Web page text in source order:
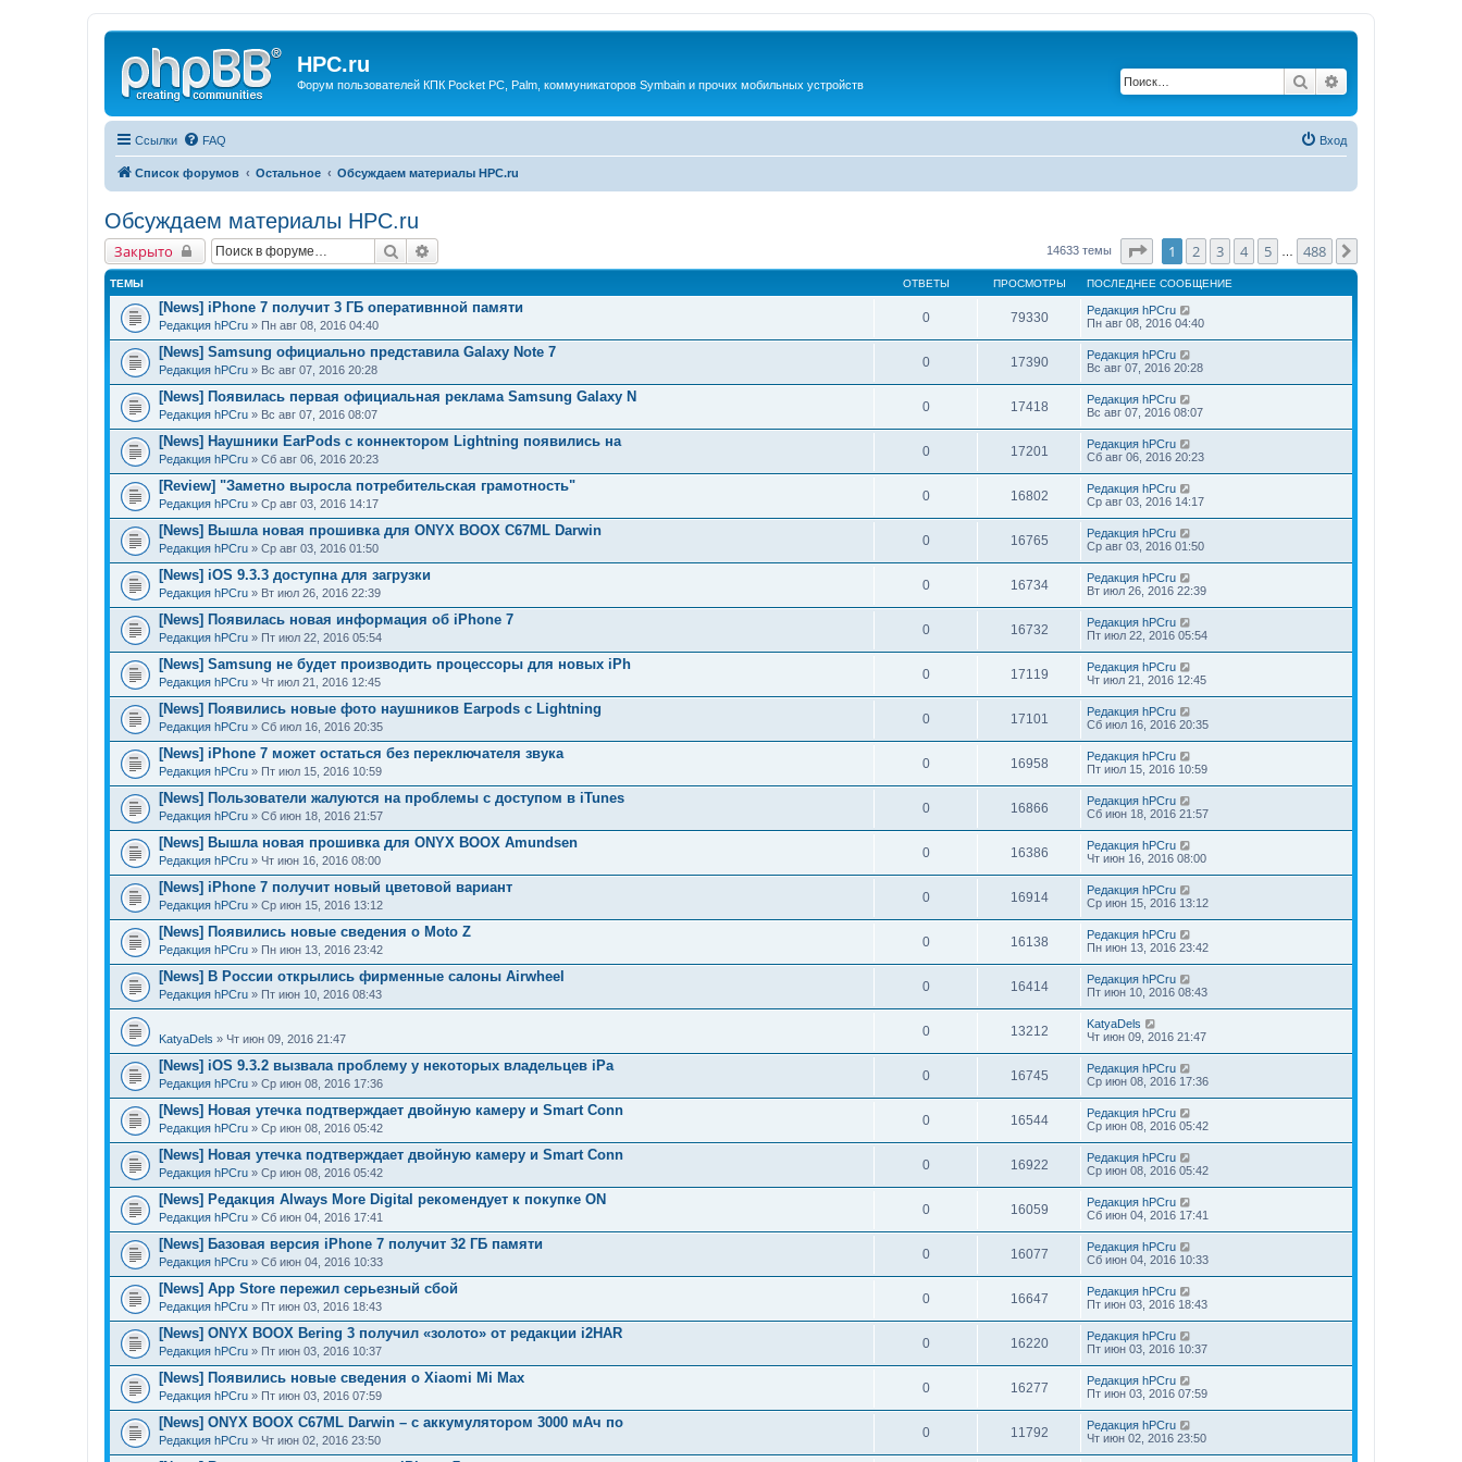
HPC.ru
Форум пользователей КПК Pocket PC, Palm, коммуникаторов Symbain и прочих мобильных устройств Поиск
Ссылки FAQ Вход
Список форумов Остальное Обсуждаем материалы HPC.ru
Обсуждаем материалы HPC.ru
Закрыто Поиск 14633 темы Страница 1 из488
1 2 3 4 5 488
ТЕМЫ ОТВЕТЫ ПРОСМОТРЫ ПОСЛЕДНЕЕ СООБЩЕНИЕ
[News] iPhone 7 получит 3 ГБ оперативнной памяти
Редакция hPCru » Пн авг 08, 2016 04:40
0 79330
Редакция hPCru
Пн авг 08, 2016 04:40
[News] Samsung официально представила Galaxy Note 7
Редакция hPCru » Вс авг 07, 2016 20:28
0 17390
Редакция hPCru
Вс авг 07, 2016 20:28
[News] Появилась первая официальная реклама Samsung Galaxy N
Редакция hPCru » Вс авг 07, 2016 08:07
0 17418
Редакция hPCru
Вс авг 07, 2016 08:07
[News] Наушники EarPods с коннектором Lightning появились на
Редакция hPCru » Сб авг 06, 2016 20:23
0 17201
Редакция hPCru
Сб авг 06, 2016 20:23
[Review] "Заметно выросла потребительская грамотность"
Редакция hPCru » Ср авг 03, 2016 14:17
0 16802
Редакция hPCru
Ср авг 03, 2016 14:17
[News] Вышла новая прошивка для ONYX BOOX C67ML Darwin
Редакция hPCru » Ср авг 03, 2016 01:50
0 16765
Редакция hPCru
Ср авг 03, 2016 01:50
[News] iOS 9.3.3 доступна для загрузки
Редакция hPCru » Вт июл 26, 2016 22:39
0 16734
Редакция hPCru
Вт июл 26, 2016 22:39
[News] Появилась новая информация об iPhone 7
Редакция hPCru » Пт июл 22, 2016 05:54
0 16732
Редакция hPCru
Пт июл 22, 2016 05:54
[News] Samsung не будет производить процессоры для новых iPh
Редакция hPCru » Чт июл 21, 2016 12:45
0 17119
Редакция hPCru
Чт июл 21, 2016 12:45
[News] Появились новые фото наушников Earpods с Lightning
Редакция hPCru » Сб июл 16, 2016 20:35
0 17101
Редакция hPCru
Сб июл 16, 2016 20:35
[News] iPhone 7 может остаться без переключателя звука
Редакция hPCru » Пт июл 15, 2016 10:59
0 16958
Редакция hPCru
Пт июл 15, 2016 10:59
[News] Пользователи жалуются на проблемы с доступом в iTunes
Редакция hPCru » Сб июн 18, 2016 21:57
0 16866
Редакция hPCru
Сб июн 18, 2016 21:57
[News] Вышла новая прошивка для ONYX BOOX Amundsen
Редакция hPCru » Чт июн 16, 2016 08:00
0 16386
Редакция hPCru
Чт июн 16, 2016 08:00
[News] iPhone 7 получит новый цветовой вариант
Редакция hPCru » Ср июн 15, 2016 13:12
0 16914
Редакция hPCru
Ср июн 15, 2016 13:12
[News] Появились новые сведения о Moto Z
Редакция hPCru » Пн июн 13, 2016 23:42
0 16138
Редакция hPCru
Пн июн 13, 2016 23:42
[News] В России открылись фирменные салоны Airwheel
Редакция hPCru » Пт июн 10, 2016 08:43
0 16414
Редакция hPCru
Пт июн 10, 2016 08:43
KatyaDels » Чт июн 09, 2016 21:47
0 13212
KatyaDels
Чт июн 09, 2016 21:47
[News] iOS 9.3.2 вызвала проблему у некоторых владельцев iPa
Редакция hPCru » Ср июн 08, 2016 17:36
0 16745
Редакция hPCru
Ср июн 08, 2016 17:36
[News] Новая утечка подтверждает двойную камеру и Smart Conn
Редакция hPCru » Ср июн 08, 2016 05:42
0 16544
Редакция hPCru
Ср июн 08, 2016 05:42
[News] Новая утечка подтверждает двойную камеру и Smart Conn
Редакция hPCru » Ср июн 08, 2016 05:42
0 16922
Редакция hPCru
Ср июн 08, 2016 05:42
[News] Редакция Always More Digital рекомендует к покупке ON
Редакция hPCru » Сб июн 04, 2016 17:41
0 16059
Редакция hPCru
Сб июн 04, 2016 17:41
[News] Базовая версия iPhone 7 получит 32 ГБ памяти
Редакция hPCru » Сб июн 04, 2016 10:33
0 16077
Редакция hPCru
Сб июн 04, 2016 10:33
[News] App Store пережил серьезный сбой
Редакция hPCru » Пт июн 03, 2016 18:43
0 16647
Редакция hPCru
Пт июн 03, 2016 18:43
[News] ONYX BOOX Bering 3 получил «золото» от редакции i2HAR
Редакция hPCru » Пт июн 03, 2016 10:37
0 16220
Редакция hPCru
Пт июн 03, 2016 10:37
[News] Появились новые сведения о Xiaomi Mi Max
Редакция hPCru » Пт июн 03, 2016 07:59
0 16277
Редакция hPCru
Пт июн 03, 2016 07:59
[News] ONYX BOOX C67ML Darwin – с аккумулятором 3000 мАч по
Редакция hPCru » Чт июн 02, 2016 23:50
0 11792
Редакция hPCru
Чт июн 02, 2016 23:50